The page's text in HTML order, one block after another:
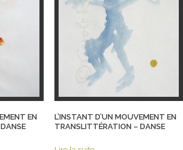
EN
L’INSTANT D’UN MOUVEMENT EN
TRANSLITTÉRATION – DANSE